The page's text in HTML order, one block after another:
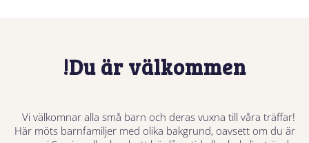
Du är välkommen!
Vi välkomnar alla små barn och deras vuxna till våra träffar!
Här möts barnfamiljer med olika bakgrund, oavsett om du är